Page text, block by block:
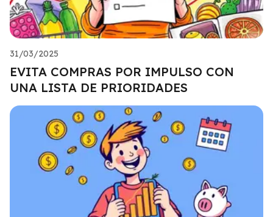
31/03/2025
EVITA COMPRAS POR IMPULSO CON
UNA LISTA DE PRIORIDADES